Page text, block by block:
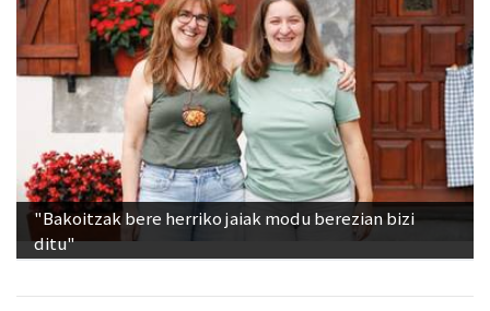
"Bakoitzak bere herriko jaiak modu berezian bizi
ditu"